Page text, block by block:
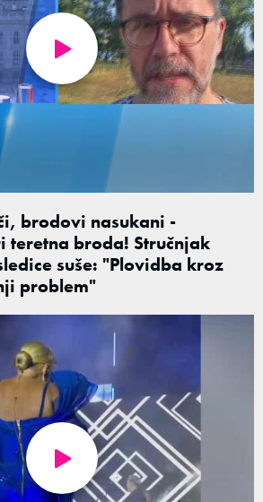
brodovi nasukani -
teretna broda! Stručnjak
suše: "Plovidba kroz
problem"